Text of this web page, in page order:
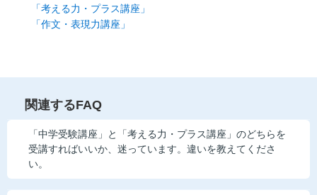
進研ゼミ 中学講座 中高一貫
会員サイト(お子様用)はこちら
「考える力・プラス講座」
「作文・表現力講座」
関連するFAQ
「中学受験講座」と「考える力・プラス講座」のどちらを
受講すればいいか、迷っています。違いを教えてくださ
い。